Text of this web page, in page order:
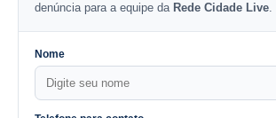
denúncia para a equipe da Rede Cidade Live.
Nome